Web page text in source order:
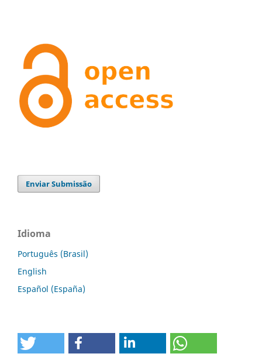
Enviar Submissão
Idioma
Português (Brasil)
English
Español (España)